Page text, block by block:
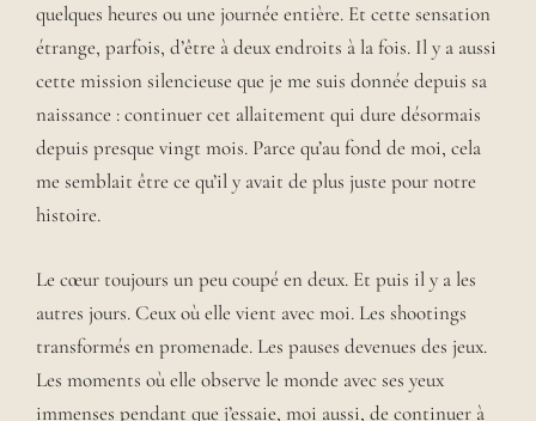
quelques heures ou une journée entière. Et cette sensation
étrange, parfois, d’être à deux endroits à la fois. Il y a aussi
cette mission silencieuse que je me suis donnée depuis sa
naissance : continuer cet allaitement qui dure désormais
depuis presque vingt mois. Parce qu’au fond de moi, cela
me semblait être ce qu’il y avait de plus juste pour notre
histoire.
Le cœur toujours un peu coupé en deux. Et puis il y a les
autres jours. Ceux où elle vient avec moi. Les shootings
transformés en promenade. Les pauses devenues des jeux.
Les moments où elle observe le monde avec ses yeux
immenses pendant que j’essaie, moi aussi, de continuer à